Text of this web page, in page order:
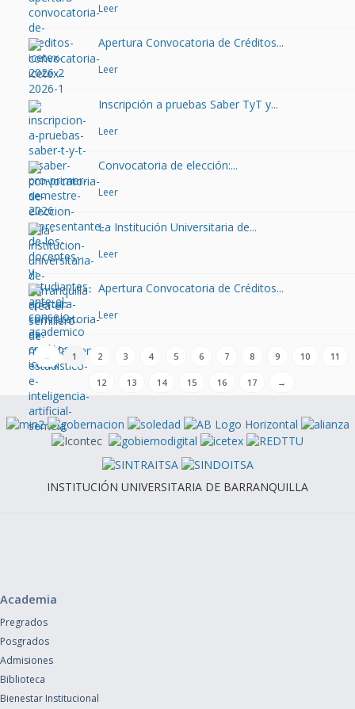
Leer
Apertura Convocatoria de Créditos...
Leer
Inscripción a pruebas Saber TyT y...
Leer
Convocatoria de elección:...
Leer
La Institución Universitaria de...
Leer
Apertura Convocatoria de Créditos...
Leer
← 1 2 3 4 5 6 7 8 9 10 11
12 13 14 15 16 17 →
INSTITUCIÓN UNIVERSITARIA DE BARRANQUILLA
Academia
Pregrados
Posgrados
Admisiones
Biblioteca
Bienestar Institucional